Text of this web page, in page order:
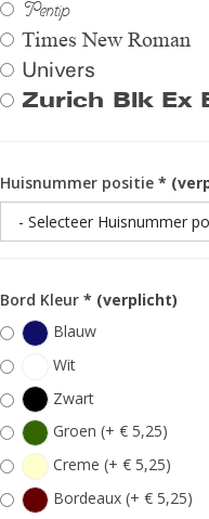
Pentip
Times New Roman
Univers
Zurich Blk Ex
Huisnummer positie *
Bord Kleur * (verplicht)
Blauw
Wit
Zwart
Groen (+ € 5,25)
Creme (+ € 5,25)
Bordeaux (+ € 5,25)